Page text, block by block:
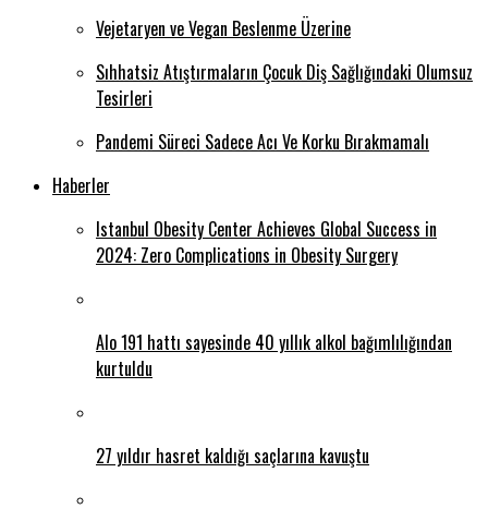
Vejetaryen ve Vegan Beslenme Üzerine
Sıhhatsiz Atıştırmaların Çocuk Diş Sağlığındaki Olumsuz
Tesirleri
Pandemi Süreci Sadece Acı Ve Korku Bırakmamalı
Haberler
Istanbul Obesity Center Achieves Global Success in
2024: Zero Complications in Obesity Surgery
Alo 191 hattı sayesinde 40 yıllık alkol bağımlılığından
kurtuldu
27 yıldır hasret kaldığı saçlarına kavuştu